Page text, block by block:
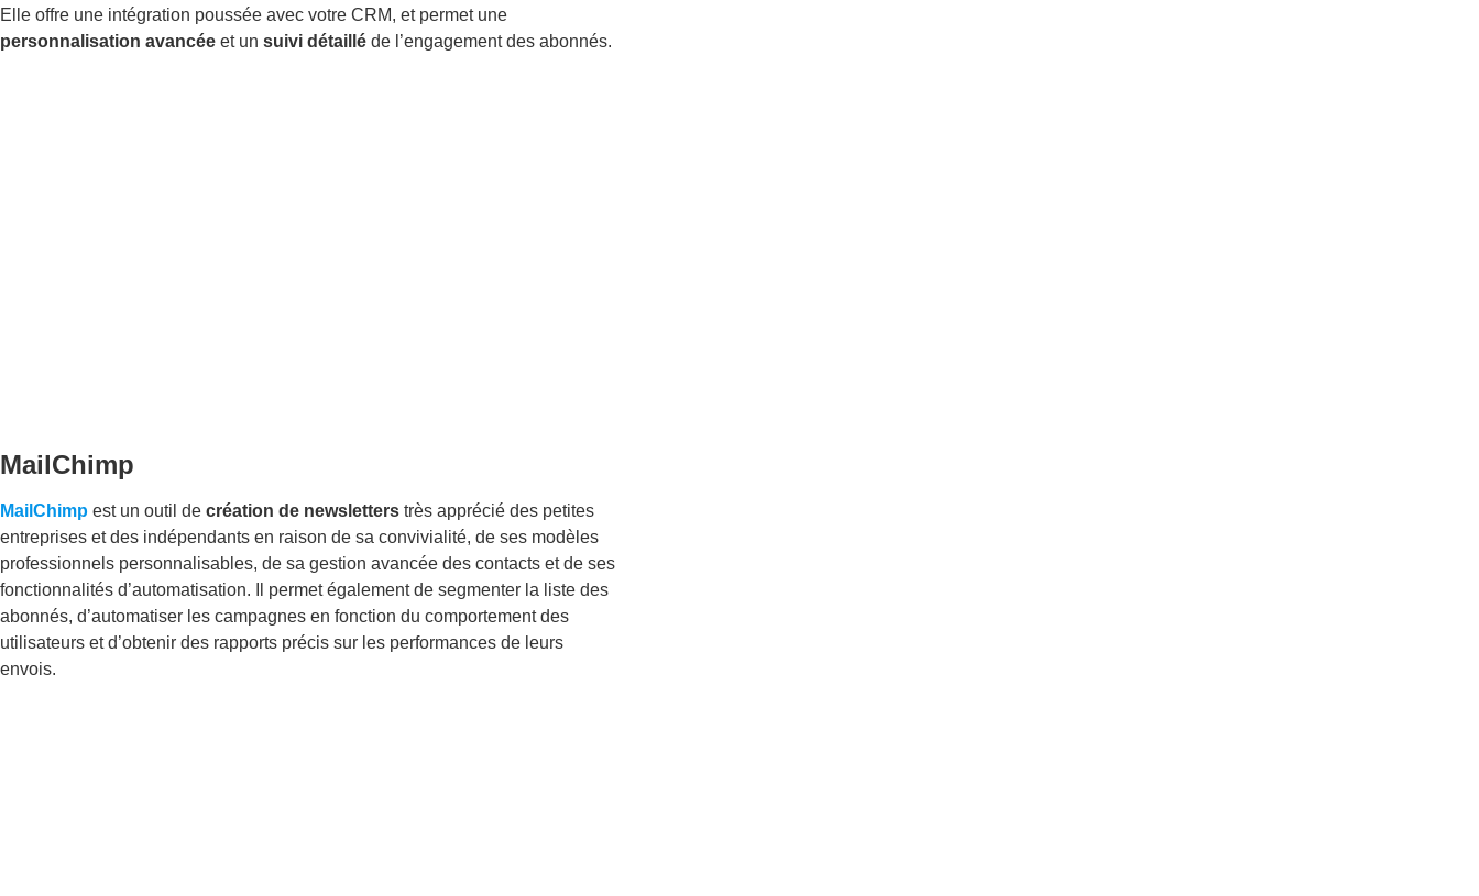
Elle offre une intégration poussée avec votre CRM, et permet une
personnalisation avancée et un suivi détaillé de l’engagement des abonnés.
MailChimp
MailChimp est un outil de création de newsletters très apprécié des petites
entreprises et des indépendants en raison de sa convivialité, de ses modèles
professionnels personnalisables, de sa gestion avancée des contacts et de ses
fonctionnalités d’automatisation. Il permet également de segmenter la liste des
abonnés, d’automatiser les campagnes en fonction du comportement des
utilisateurs et d’obtenir des rapports précis sur les performances de leurs
envois.